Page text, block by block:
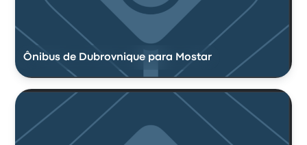
Ônibus de Dubrovnique para Mostar